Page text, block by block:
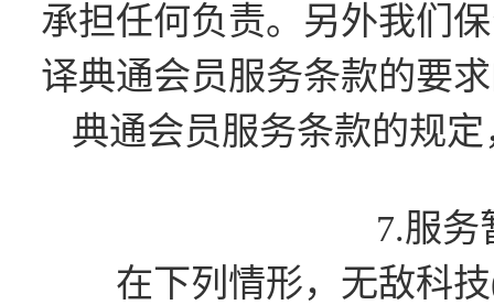
承担任何负责。另外我们
译典通会员服务条款的要
典通会员服务条款的规
7.服务
在下列情形，无敌科技(